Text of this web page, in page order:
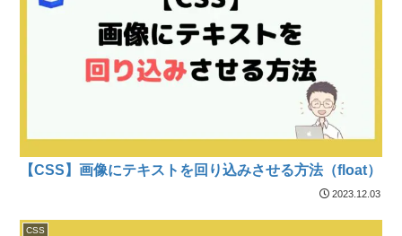
【CSS】画像にテキストを回り込みさせる方法（float）
2023.12.03
CSS